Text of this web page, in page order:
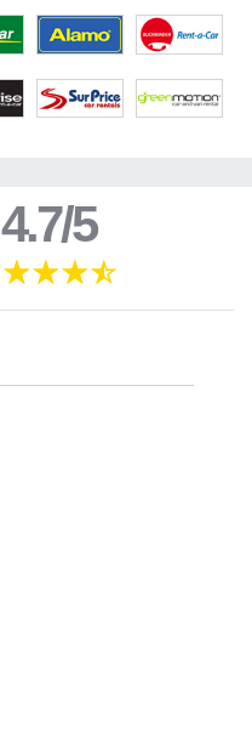
4.7/5